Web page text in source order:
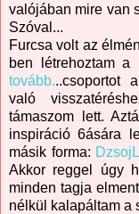
valójában mire van
Szóval...
Furcsa volt az
ben létrehoztam a
tovább...csoportot
való
támaszom lett.
inspiráció 6ására
másik forma:
Akkor reggel úgy
minden tagja
nélkül kalapáltam a